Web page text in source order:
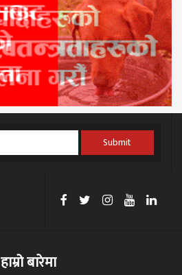
Submit
हाम्रो बारेमा